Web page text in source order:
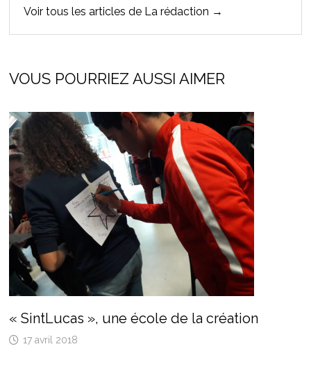
Voir tous les articles de La rédaction →
VOUS POURRIEZ AUSSI AIMER
« SintLucas », une école de la création
17 avril 2018